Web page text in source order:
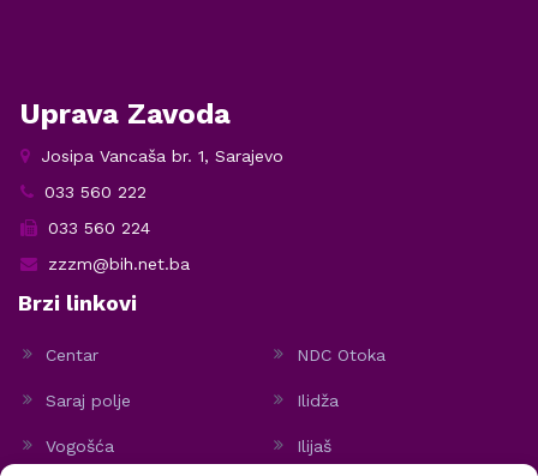
Uprava Zavoda
Josipa Vancaša br. 1, Sarajevo
033 560 222
033 560 224
zzzm@bih.net.ba
Brzi linkovi
Centar NDC Otoka
Saraj polje Ilidža
Vogošća Ilijaš